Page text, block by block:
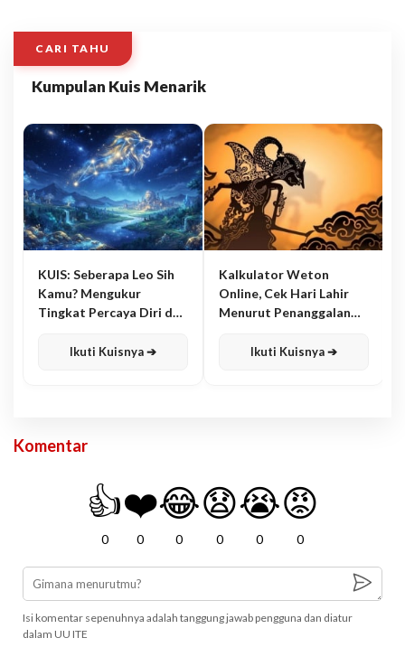
CARI TAHU
Kumpulan Kuis Menarik
KUIS: Seberapa Leo Sih
Kamu? Mengukur
Tingkat Percaya Diri dan
Ikuti Kuisnya ➔
Kalkulator Weton
Online, Cek Hari Lahir
Menurut Penanggalan
Ikuti Kuisnya ➔
Komentar
👍
0
❤️
0
😂
0
😧
0
😭
0
😡
0
Isi komentar sepenuhnya adalah tanggung jawab pengguna dan diatur
dalam UU ITE